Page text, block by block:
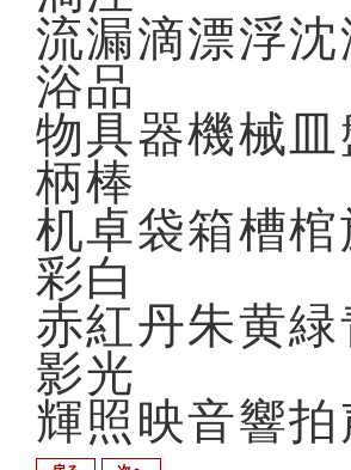
流漏滴漂浮
浴品
物具器機械
柄棒
机卓袋箱槽
彩白
赤紅丹朱黄
影光
輝照映音響